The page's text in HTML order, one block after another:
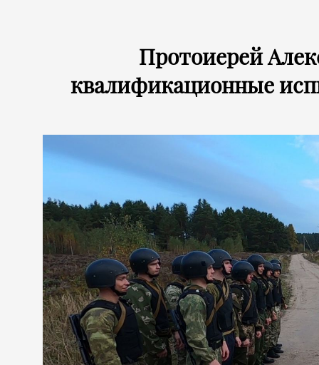
Протоиерей
квалификационные